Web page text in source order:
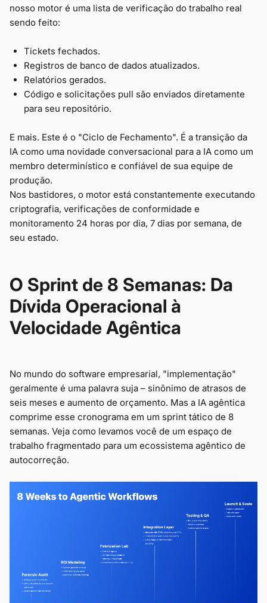
nosso motor é uma lista de verificação do trabalho real
sendo feito:
Tickets fechados.
Registros de banco de dados atualizados.
Relatórios gerados.
Código e solicitações pull são enviados diretamente
para seu repositório.
E mais. Este é o "Ciclo de Fechamento". É a transição da
IA como uma novidade conversacional para a IA como um
membro determinístico e confiável de sua equipe de
produção.
Nos bastidores, o motor está constantemente executando
criptografia, verificações de conformidade e
monitoramento 24 horas por dia, 7 dias por semana, de
seu estado.
O Sprint de 8 Semanas: Da
Dívida Operacional à
Velocidade Agêntica
No mundo do software empresarial, "implementação"
geralmente é uma palavra suja – sinônimo de atrasos de
seis meses e aumento de orçamento. Mas a IA agêntica
comprime esse cronograma em um sprint tático de 8
semanas. Veja como levamos você de um espaço de
trabalho fragmentado para um ecossistema agêntico de
autocorreção.